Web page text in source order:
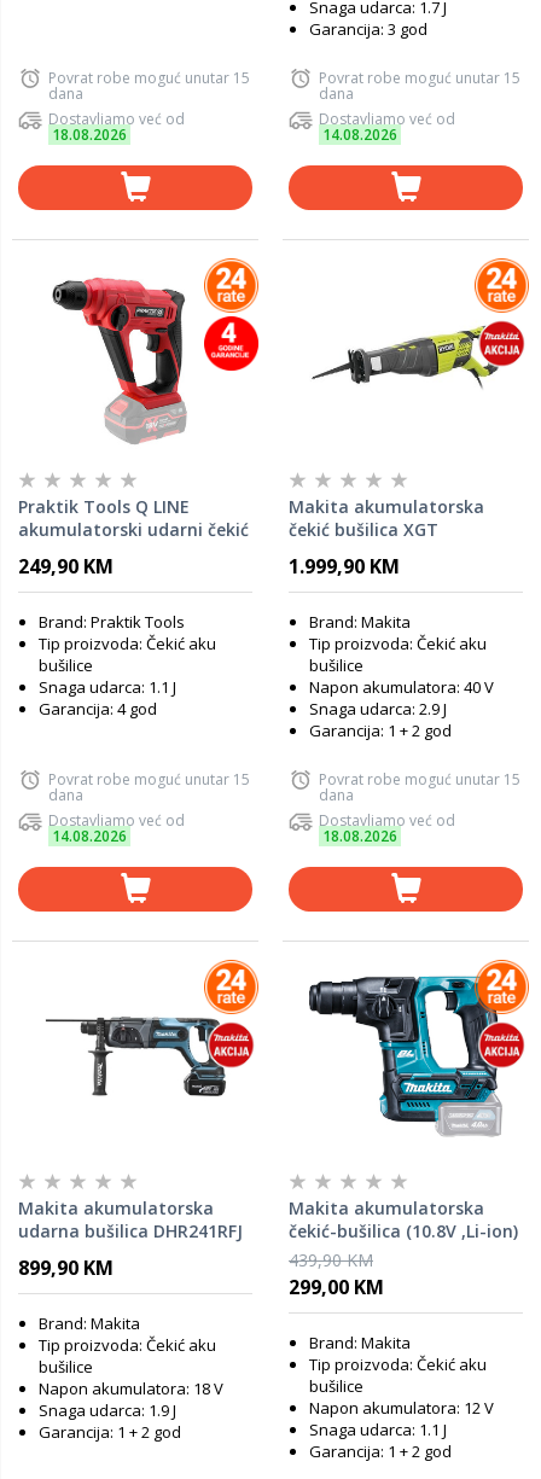
Povrat robe moguć unutar 15
dana
Dostavljamo već od
18.08.2026
Snaga udarca: 1.7 J
Garancija: 3 god
Povrat robe moguć unutar 15
dana
Dostavljamo već od
14.08.2026
Praktik Tools Q LINE
akumulatorski udarni čekić
Flexpower
249,90 KM
Brand: Praktik Tools
Tip proizvoda: Čekić aku
bušilice
Snaga udarca: 1.1 J
Garancija: 4 god
Povrat robe moguć unutar 15
dana
Dostavljamo već od
14.08.2026
Makita akumulatorska
čekić bušilica XGT
ion, 2x4,0Ah) brushless
motor
1.999,90 KM
Brand: Makita
Tip proizvoda: Čekić aku
bušilice
Napon akumulatora: 40 V
Snaga udarca: 2.9 J
Garancija: 1 + 2 god
Povrat robe moguć unutar 15
dana
Dostavljamo već od
18.08.2026
Makita akumulatorska
udarna bušilica DHR241RFJ
899,90 KM
Brand: Makita
Tip proizvoda: Čekić aku
bušilice
Napon akumulatora: 18 V
Snaga udarca: 1.9 J
Garancija: 1 + 2 god
Makita akumulatorska
čekić-bušilica (10.8V ,Li-ion)
HR166DZ - SAMO ALAT
439,90 KM
299,00 KM
Brand: Makita
Tip proizvoda: Čekić aku
bušilice
Napon akumulatora: 12 V
Snaga udarca: 1.1 J
Garancija: 1 + 2 god